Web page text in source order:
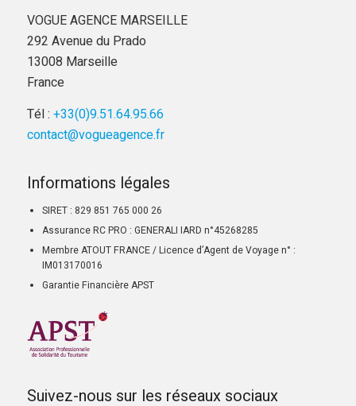
VOGUE AGENCE MARSEILLE
292 Avenue du Prado
13008 Marseille
France
Tél : +33(0)9.51.64.95.66
contact@vogueagence.fr
Informations légales
SIRET : 829 851 765 000 26
Assurance RC PRO : GENERALI IARD n°45268285
Membre ATOUT FRANCE / Licence d’Agent de Voyage n° :
IM013170016
Garantie Financière APST
Suivez-nous sur les réseaux sociaux